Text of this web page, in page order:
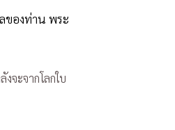
ของท่าน พระ
จะจากโลกใบ